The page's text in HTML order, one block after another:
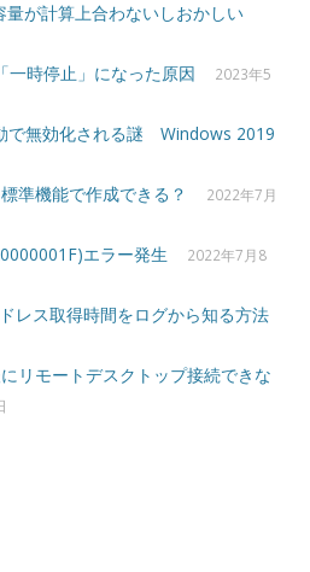
が計算上合わないしおかしい
時停止」になった原因
2023年5
で無効化される謎 Windows 2019
準機能で作成できる？
2022年7月
エラー発生
2022年7月8
レス取得時間をログから知る方法
リモートデスクトップ接続できな